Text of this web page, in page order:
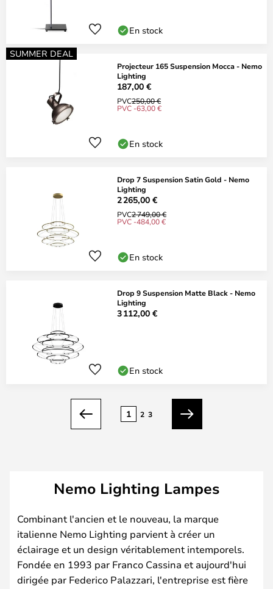
En stock
SUMMER DEAL
Projecteur 165 Suspension Mocca - Nemo
Lighting
187,00 €
PVC250,00 €
PVC -63,00 €
En stock
Drop 7 Suspension Satin Gold - Nemo
Lighting
2 265,00 €
PVC2 749,00 €
PVC -484,00 €
En stock
Drop 9 Suspension Matte Black - Nemo
Lighting
3 112,00 €
En stock
Précédent
1 2 3
Suivant
Nemo Lighting Lampes
Combinant l'ancien et le nouveau, la marque
italienne Nemo Lighting parvient à créer un
éclairage et un design véritablement intemporels.
Fondée en 1993 par Franco Cassina et aujourd'hui
dirigée par Federico Palazzari, l'entreprise est fière